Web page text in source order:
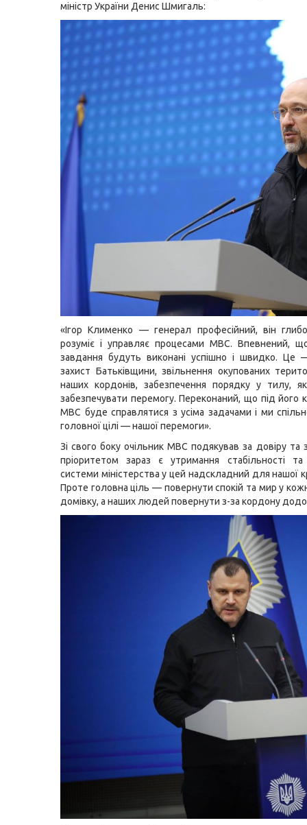
міністр України Денис Шмигаль:
«Ігор Клименко — генерал професійний, він
розуміє і управляє процесами МВС. Впевнений,
завдання будуть виконані успішно і швидко. Це
захист Батьківщини, звільнення окупованих
наших кордонів, забезпечення порядку у тилу,
забезпечувати перемогу. Переконаний, що під його
МВС буде справлятися з усіма задачами і ми
головної цілі — нашої перемоги».
Зі свого боку очільник МВС подякував за довіру та
пріоритетом зараз є утримання стабільності та
системи міністерства у цей надскладний для нашої
Проте головна ціль — повернути спокій та мир у
домівку, а наших людей повернути з-за кордону